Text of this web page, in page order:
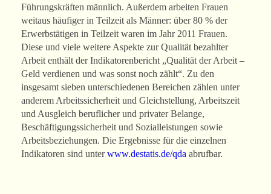
Führungskräften männlich. Außerdem arbeiten Frauen
weitaus häufiger in Teilzeit als Männer: über 80 % der
Erwerbstätigen in Teilzeit waren im Jahr 2011 Frauen.
Diese und viele weitere Aspekte zur Qualität bezahlter
Arbeit enthält der Indikatorenbericht „Qualität der Arbeit –
Geld verdienen und was sonst noch zählt“. Zu den
insgesamt sieben unterschiedenen Bereichen zählen unter
anderem Arbeitssicherheit und Gleichstellung, Arbeitszeit
und Ausgleich beruflicher und privater Belange,
Beschäftigungssicherheit und Sozialleistungen sowie
Arbeitsbeziehungen. Die Ergebnisse für die einzelnen
Indikatoren sind unterwww.destatis.de/qda abrufbar.